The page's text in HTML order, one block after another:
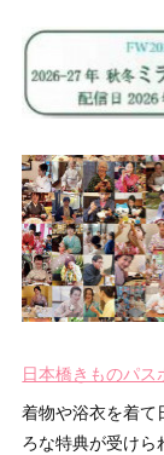
日本橋きものパス
着物や浴衣を着
ろな特典が受けら